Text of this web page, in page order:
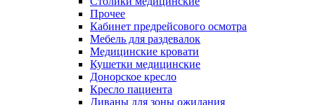
Прочее
Кабинет предрейсового осмотра
Мебель для раздевалок
Медицинские кровати
Кушетки медицинские
Донорское кресло
Кресло пациента
Диваны для зоны ожидания